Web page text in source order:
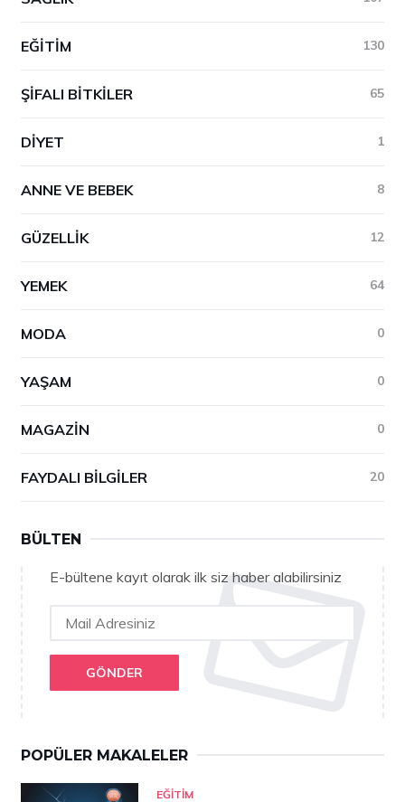
EĞITIM 130
ŞIFALI BITKILER 65
DIYET 1
ANNE VE BEBEK 8
GÜZELLIK 12
YEMEK 64
MODA 0
YAŞAM 0
MAGAZIN 0
FAYDALI BILGILER 20
BÜLTEN
E-bültene kayıt olarak ilk siz haber alabilirsiniz
GÖNDER
POPÜLER MAKALELER
EĞITIM